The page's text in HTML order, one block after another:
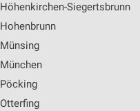
Höhenkirchen-Siegertsbrunn
Hohenbrunn
Münsing
München
Pöcking
Otterfing